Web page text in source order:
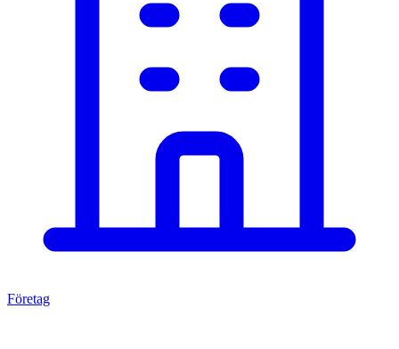
Företag